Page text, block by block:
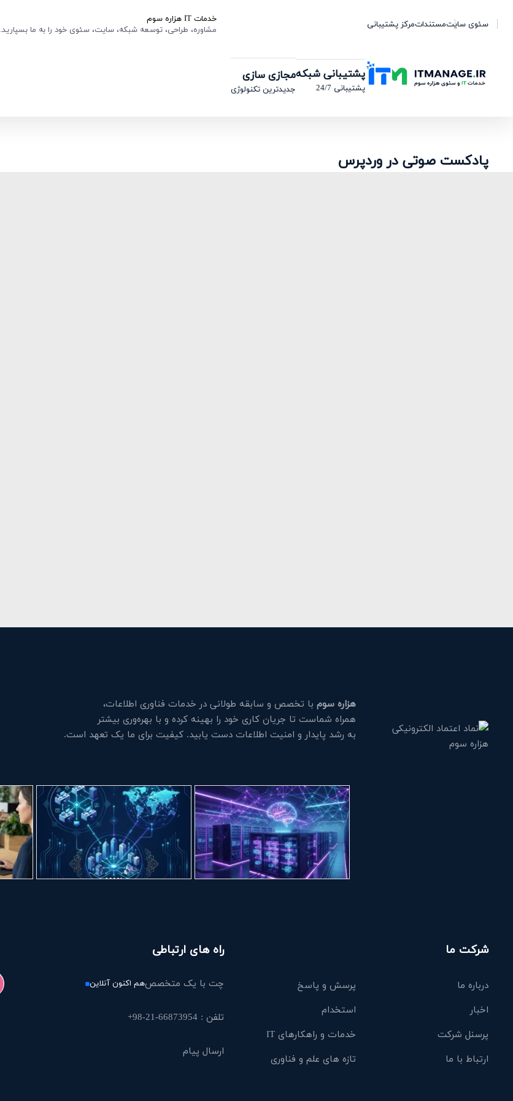
خدمات IT هزاره سوم
مشاوره، طراحی، توسعه شبکه، سایت، سئوی خود را به ما بسپارید.
سئوی سایتمستنداتمرکز پشتیبانی
پشتیبانی شبکه
پشتیبانی 24/7
مجازی سازی
جدیدترین تکنولوژی
پادکست صوتی در وردپرس
هزاره سومبا تخصص و سابقه طولانی در خدمات فناوری اطلاعات،
همراه شماست تا جریان کاری خود را بهینه کرده و با بهره‌وری بیشتر
به رشد پایدار و امنیت اطلاعات دست یابید. کیفیت برای ما یک تعهد است.
شرکت ما
درباره ما
پرسش و پاسخ
اخبار
استخدام
پرسنل شرکت
خدمات و راهکارهای IT
ارتباط با ما
تازه های علم و فناوری
راه های ارتباطی
چت با یک متخصصهم اکنون آنلاین
تلفن : 66873954-21-98+
ارسال پیام